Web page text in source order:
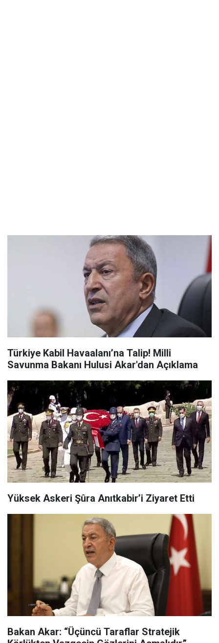
Türkiye Kabil Havaalanı’na Talip! Milli
Savunma Bakanı Hulusi Akar'dan Açıklama
Yüksek Askeri Şûra Anıtkabir’i Ziyaret Etti
Bakan Akar: “Üçüncü Taraflar Stratejik